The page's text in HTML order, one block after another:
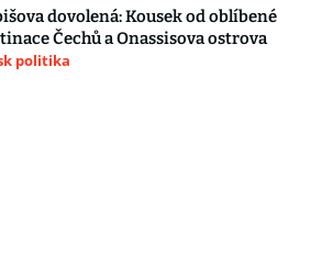
dovolená: Kousek od oblíbené
Čechů a Onassisova ostrova
politika